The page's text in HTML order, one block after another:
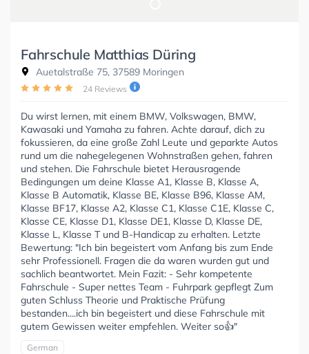
Fahrschule Matthias Düring
Auetalstraße 75, 37589 Moringen
24 Reviews
Du wirst lernen, mit einem BMW, Volkswagen, BMW,
Kawasaki und Yamaha zu fahren. Achte darauf, dich zu
fokussieren, da eine große Zahl Leute und geparkte Autos
rund um die nahegelegenen Wohnstraßen gehen, fahren
und stehen. Die Fahrschule bietet Herausragende
Bedingungen um deine Klasse A1, Klasse B, Klasse A,
Klasse B Automatik, Klasse BE, Klasse B96, Klasse AM,
Klasse BF17, Klasse A2, Klasse C1, Klasse C1E, Klasse C,
Klasse CE, Klasse D1, Klasse DE1, Klasse D, Klasse DE,
Klasse L, Klasse T und B-Handicap zu erhalten. Letzte
Bewertung: "Ich bin begeistert vom Anfang bis zum Ende
sehr Professionell. Fragen die da waren wurden gut und
sachlich beantwortet. Mein Fazit: - Sehr kompetente
Fahrschule - Super nettes Team - Fuhrpark gepflegt Zum
guten Schluss Theorie und Praktische Prüfung
bestanden....ich bin begeistert und diese Fahrschule mit
gutem Gewissen weiter empfehlen. Weiter so👍"
German